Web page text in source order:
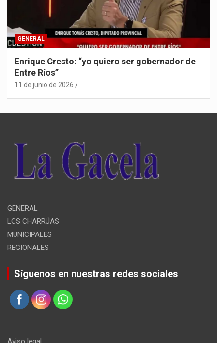
GENERAL
Enrique Cresto: “yo quiero ser gobernador de
Entre Ríos”
11 de junio de 2026
GENERAL
LOS CHARRÚAS
MUNICIPALES
REGIONALES
Síguenos en nuestras redes sociales
Aviso legal